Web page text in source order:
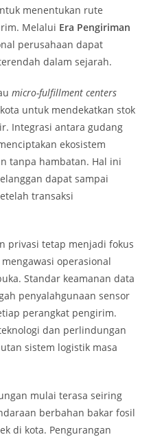
menentukan rute
Melalui Era Pengiriman
perusahaan dapat
dalam sejarah.
micro-fulfillment centers
untuk mendekatkan stok
Integrasi antara gudang
ekosistem
tanpa hambatan. Hal ini
dapat sampai
transaksi
privasi tetap menjadi fokus
operasional
Standar keamanan data
penyalahgunaan sensor
perangkat pengirim.
dan perlindungan
sistem logistik masa
mulai terasa seiring
berbahan bakar fosil
di kota. Pengurangan